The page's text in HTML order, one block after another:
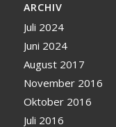
ARCHIV
Juli 2024
Juni 2024
August 2017
November 2016
Oktober 2016
Juli 2016